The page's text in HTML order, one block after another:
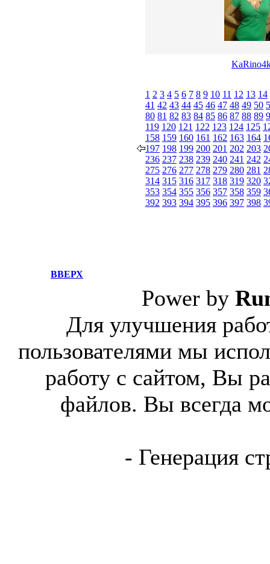
1 2 3 4 5 6 7 8 9 10 11 12 13 14
41 42 43 44 45 46 47 48 49 50
80 81 82 83 84 85 86 87 88 89
119 120 121 122 123 124 125
158 159 160 161 162 163 164
197 198 199 200 201 202 203
236 237 238 239 240 241 242
275 276 277 278 279 280 281
314 315 316 317 318 319 320
353 354 355 356 357 358 359
392 393 394 395 396 397 398
ВВЕРХ
Power by
Для улучшения
пользователями мы
работу с сайтом, Вы
файлов. Вы всегда
- Генерация